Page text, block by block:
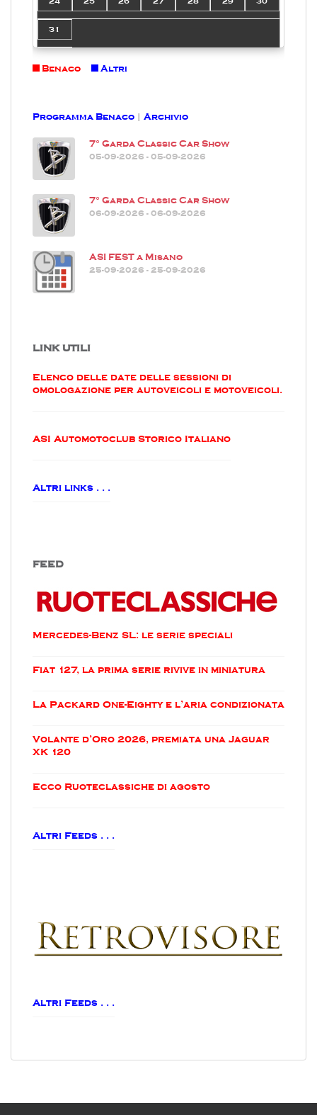
31
Benaco Altri
Programma Benaco | Archivio
7° Garda Classic Car Show
05-09-2026 - 05-09-2026
7° Garda Classic Car Show
06-09-2026 - 06-09-2026
ASI FEST a Misano
25-09-2026 - 25-09-2026
LINK UTILI
Elenco delle date delle sessioni di
omologazione per autoveicoli e motoveicoli.
ASI Automotoclub Storico Italiano
Altri links . . .
FEED
Mercedes-Benz SL: le serie speciali
Fiat 127, la prima serie rivive in miniatura
La Packard One-Eighty e l’aria condizionata
Volante d’Oro 2026, premiata una Jaguar
XK 120
Ecco Ruoteclassiche di agosto
Altri Feeds . . .
Altri Feeds . . .